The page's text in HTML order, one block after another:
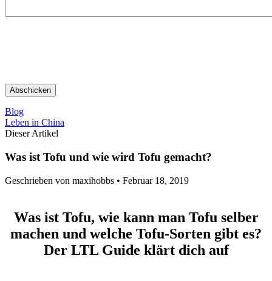
Blog
Leben in China
Dieser Artikel
Was ist Tofu und wie wird Tofu gemacht?
Geschrieben von maxihobbs • Februar 18, 2019
Was ist Tofu, wie kann man Tofu selber
machen und welche Tofu-Sorten gibt es?
Der LTL Guide klärt dich auf